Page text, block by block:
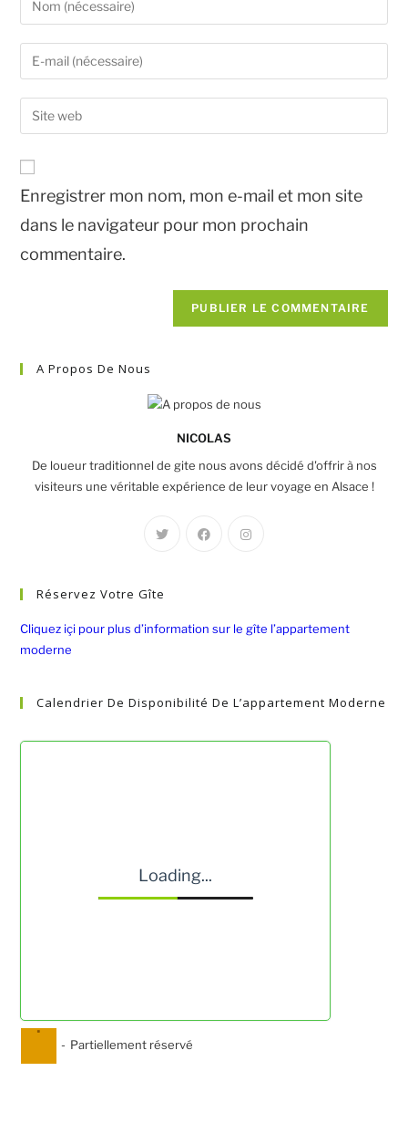
Enregistrer mon nom, mon e-mail et mon site
dans le navigateur pour mon prochain
commentaire.
A Propos De Nous
NICOLAS
De loueur traditionnel de gite nous avons décidé d'offrir à nos
visiteurs une véritable expérience de leur voyage en Alsace !
Réservez Votre Gîte
Cliquez içi pour plus d’information sur le gîte l’appartement
moderne
Calendrier De Disponibilité De L’appartement Moderne
Loading...
·
- Partiellement réservé